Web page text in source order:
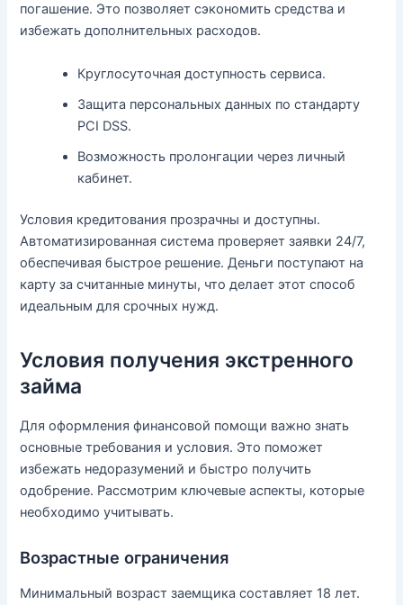
погашение. Это позволяет сэкономить средства и
избежать дополнительных расходов.
Круглосуточная доступность сервиса.
Защита персональных данных по стандарту
PCI DSS.
Возможность пролонгации через личный
кабинет.
Условия кредитования прозрачны и доступны.
Автоматизированная система проверяет заявки 24/7,
обеспечивая быстрое решение. Деньги поступают на
карту за считанные минуты, что делает этот способ
идеальным для срочных нужд.
Условия получения экстренного
займа
Для оформления финансовой помощи важно знать
основные требования и условия. Это поможет
избежать недоразумений и быстро получить
одобрение. Рассмотрим ключевые аспекты, которые
необходимо учитывать.
Возрастные ограничения
Минимальный возраст заемщика составляет 18 лет.